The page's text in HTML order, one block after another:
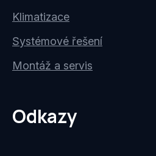
Klimatizace
Systémové řešení
Montáž a servis
Odkazy